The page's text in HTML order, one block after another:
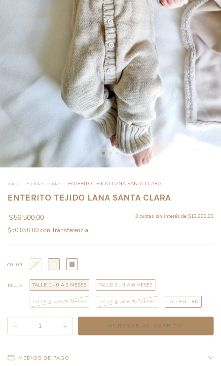
Inicio . Prendas Tejidas . ENTERITO TEJIDO LANA SANTA CLARA
ENTERITO TEJIDO LANA SANTA CLARA
$56.500,00 3 cuotas sin interés de $18.833,33
$50.850,00 con Transferencia
COLOR
TALLE TALLE 1 - 0 A 3 MESES TALLE 2 - 3 A 6 MESES
TALLE 3 - 6 A 9 MESES TALLE 4 - 9 A 12 MESES TALLE 0 - RN
MEDIOS DE PAGO